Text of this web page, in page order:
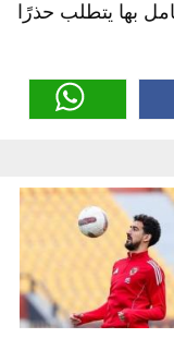
بها يتطلب حذرًا